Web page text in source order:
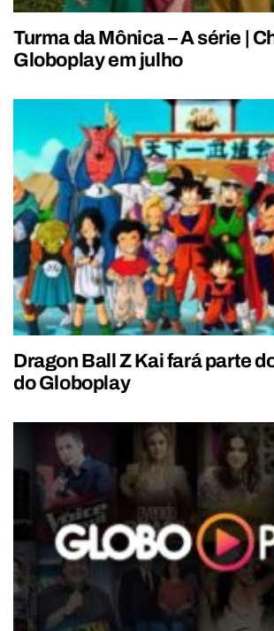
Turma da Mônica – A série |
Globoplay em julho
Dragon Ball Z Kai fará parte
do Globoplay